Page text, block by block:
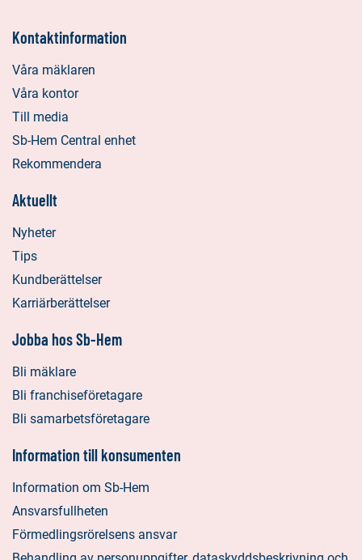
Kontaktinformation
Våra mäklaren
Våra kontor
Till media
Sb-Hem Central enhet
Rekommendera
Aktuellt
Nyheter
Tips
Kundberättelser
Karriärberättelser
Jobba hos Sb-Hem
Bli mäklare
Bli franchiseföretagare
Bli samarbetsföretagare
Information till konsumenten
Information om Sb-Hem
Ansvarsfullheten
Förmedlingsrörelsens ansvar